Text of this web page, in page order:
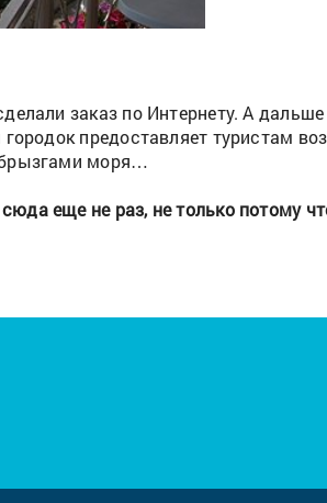
заказ по Интернету. А дальше
предоставляет туристам
брызгами моря…
еще не раз, не только потому